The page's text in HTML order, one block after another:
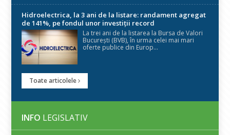
Hidroelectrica, la 3 ani de la listare: randament agregat
de 141%, pe fondul unor investiții record
La trei ani de la listarea la Bursa de Valori
București (BVB), în urma celei mai mari
oferte publice din Europ...
Toate articolele
INFO LEGISLATIV